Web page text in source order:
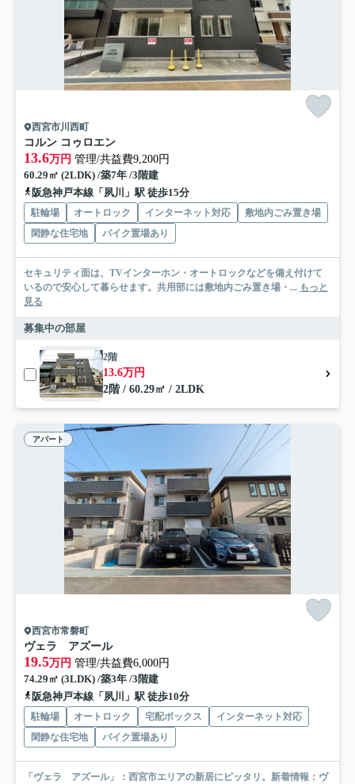
西宮市川西町
コルン コゥロエン
13.6万円 管理/共益費9,200円
60.29㎡ (2LDK) /築7年 /3階建
阪急神戸本線「夙川」駅 徒歩15分
駐輪場 オートロック インターネット対応
敷地内ごみ置き場
閑静な住宅地
バイク置場あり
セキュリティ面は、TVインターホン・オートロックなどを備え付けて
いるので安心して暮らせます。共用部には敷地内ごみ置き場・... もっと
見る
募集中の部屋
2階
13.6万円
2階 / 60.29㎡ / 2LDK
アパート
西宮市常磐町
ヴェラ アズール
19.5万円 管理/共益費6,000円
74.29㎡ (3LDK) /築3年 /3階建
阪急神戸本線「夙川」駅 徒歩10分
駐輪場 オートロック 宅配ボックス
インターネット対応
閑静な住宅地
バイク置場あり
「ヴェラ アズール」：西宮市エリアの新居にピッタリ。新着情報：ヴ